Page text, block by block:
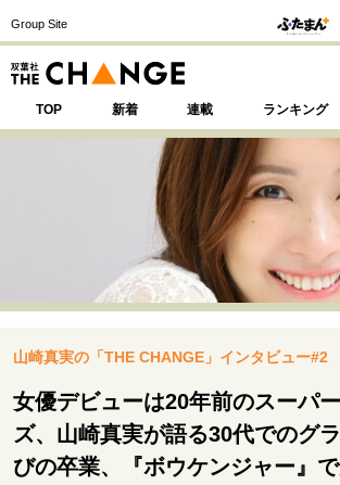
Group Site
TOP 新着 連載 ランキング
注目の記事テーマで探す
運命を変えた出会い 決断の裏側
表現者の葛藤
人生が動いた日 10
山崎真実の「THE CHANGE」インタビュー#2
女優デビューは20年前のスーパ
ズ、山崎真実が語る30代でのグ
びの卒業、『ボウケンジャー』